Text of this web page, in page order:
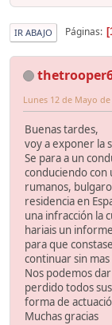
IR ABAJO Páginas
Lunes 12 de Mayo de
Buenas tardes,
voy a exponer la
Se para a un
conduciendo con
rumanos,
residencia en
una infracción la
hariais un
para que
continuar sin mas
Nos podemos
perdido todos
forma de
Muchas gracias